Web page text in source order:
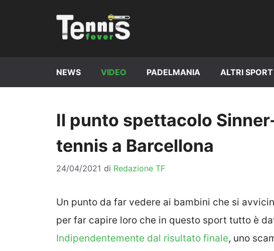
NEWS VIDEO PADELMANIA ALTRI SPORT
Il punto spettacolo
tennis a Barcellona
24/04/2021 di Redazione TF
Un punto da far vedere ai bambini che si
per far capire loro che in questo sport tutto è
Indipendentemente dal risultato finale, uno